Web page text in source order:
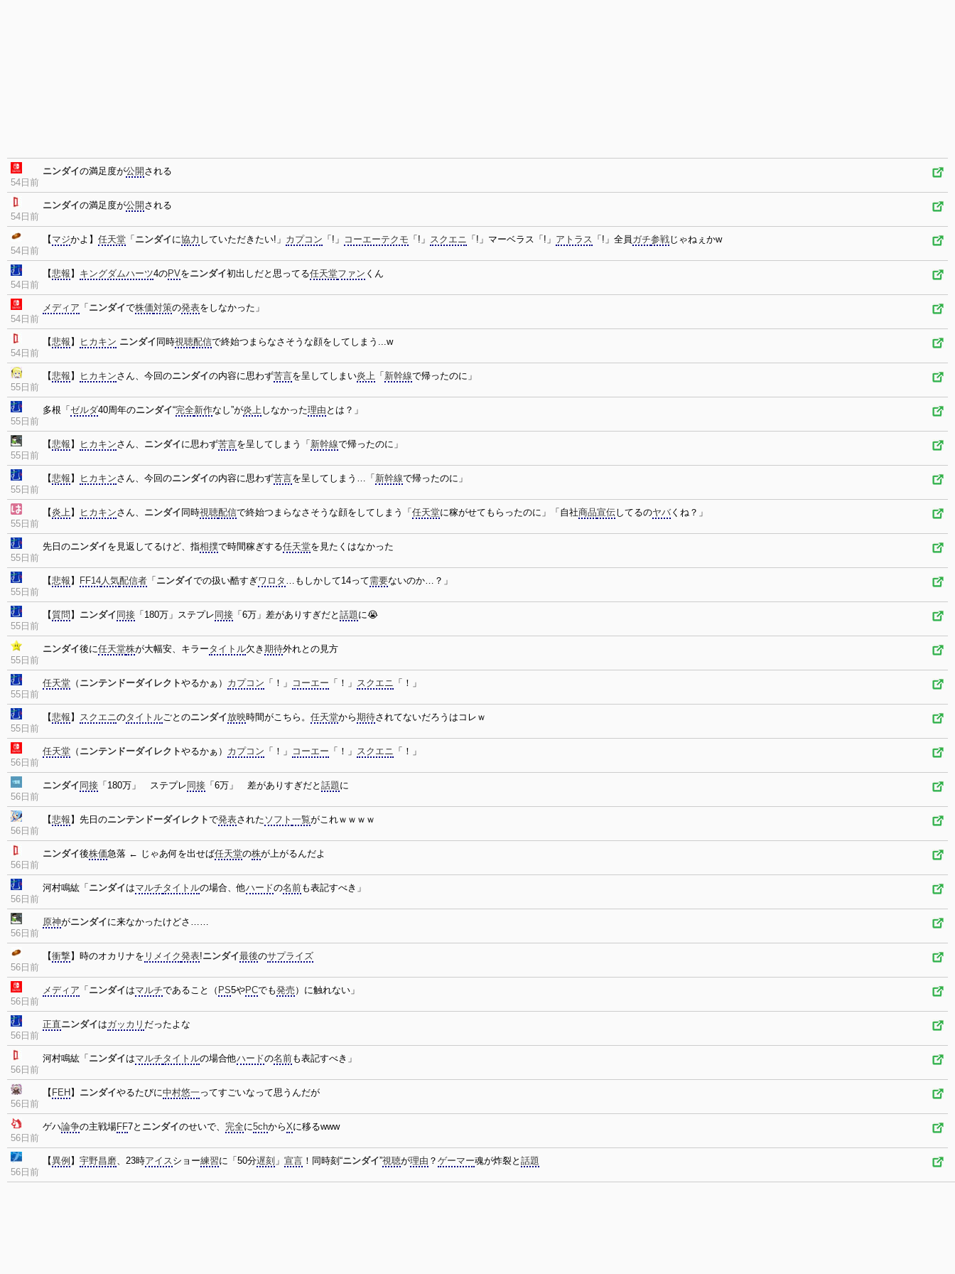
54日前
ニンダイの満足度が公開 される
54日前
ニンダイの満足度が公開 される
54日前
【 マジかよ】 任天堂 「 ニンダイに協力 していただきたい!」 カプコン 「!」 コーエーテクモ 「!」 スクエニ 「!」マーベラス「!」 アトラス 「!」全員 ガチ参戦 じゃねぇかw
54日前
【悲報 】 キングダムハーツ4のPVをニンダイ初出しだと思ってる任天堂ファン くん
54日前
メディア 「 ニンダイで株価対策の発表をしなかった」
54日前
【悲報 】 ヒカキン ニンダイ 同時視聴配信で終始つまらなさそうな顔をしてしまう...w
55日前
【悲報 】 ヒカキンさん、今回のニンダイの内容に思わず苦言を呈してしまい炎上 「 新幹線で帰ったのに」
55日前
多根「 ゼルダ40周年のニンダイ“完全新作なし”が炎上しなかった理由 とは？」
55日前
【悲報 】 ヒカキンさん、 ニンダイに思わず苦言を呈してしまう「 新幹線で帰ったのに」
55日前
【悲報 】 ヒカキンさん、今回のニンダイの内容に思わず苦言を呈してしまう…「 新幹線で帰ったのに」
55日前
【炎上】 ヒカキンさん、 ニンダイ 同時視聴配信で終始つまらなさそうな顔をしてしまう「 任天堂に稼がせてもらったのに」「自社商品宣伝してるのヤバくね？」
55日前
先日のニンダイを見返してるけど、指相撲で時間稼ぎする任天堂を見たくはなかった
55日前
【悲報 】 FF14人気配信者 「 ニンダイでの扱い酷すぎワロタ …もしかして14って需要ないのか…？」
55日前
【質問 】 ニンダイ 同接 「180万」ステプレ 同接 「6万」差がありすぎだと 話題に😭
55日前
ニンダイ後に任天堂株が大幅安、キラータイトル欠き 期待外れとの見方
55日前
任天堂 （ ニンテンドーダイレクトやるかぁ） カプコン 「！」 コーエー 「！」 スクエニ 「！」
55日前
【悲報 】 スクエニのタイトルごとのニンダイ放映時間がこちら。 任天堂から期待されてないだろうはコレｗ
56日前
任天堂 （ ニンテンドーダイレクトやるかぁ） カプコン 「！」 コーエー 「！」 スクエニ 「！」
56日前
ニンダイ 同接 「180万」 ステプレ 同接 「6万」 差がありすぎだと 話題に
56日前
【悲報 】先日のニンテンドーダイレクトで発表された ソフト 一覧がこれｗｗｗｗ
56日前
ニンダイ後株価急落 ← じゃあ何を出せば任天堂の株が上がるんだよ
56日前
河村鳴紘「 ニンダイはマルチタイトルの場合、他ハードの名前も表記すべき」
56日前
原神がニンダイに来なかったけどさ……
56日前
【衝撃】時のオカリナを リメイク発表!ニンダイ最後のサプライズ
56日前
メディア 「 ニンダイはマルチであること（ PS5やPCでも発売 ）に触れない」
56日前
正直ニンダイはガッカリ だったよな
56日前
河村鳴紘「 ニンダイはマルチタイトルの場合他ハードの名前も表記すべき」
56日前
【 FEH 】 ニンダイやるたびに中村悠一 ってすごいなって思うんだが
56日前
ゲハ論争の主戦場FF7と ニンダイのせいで、 完全に5chからXに移るwww
56日前
【異例 】 宇野昌磨、23時アイスショー練習に「50分遅刻 」 宣言 ！同時刻“ニンダイ”視聴が理由 ？ ゲーマー魂が炸裂と 話題